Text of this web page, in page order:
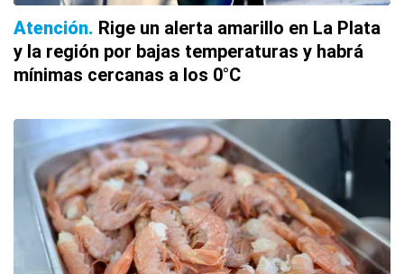
Atención Rige un alerta amarillo en La Plata
y la región por bajas temperaturas y habrá
mínimas cercanas a los 0°C